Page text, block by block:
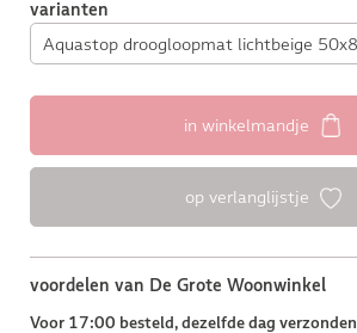
varianten
in winkelmandje
op verlanglijstje
voordelen van De Grote Woonwinkel
Voor 17:00 besteld, dezelfde dag verzonden